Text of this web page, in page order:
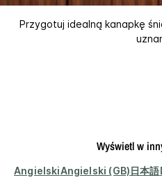
Przygotuj idealną kanapkę
Wyświetl w
AngielskiAngielski (GB)日本語